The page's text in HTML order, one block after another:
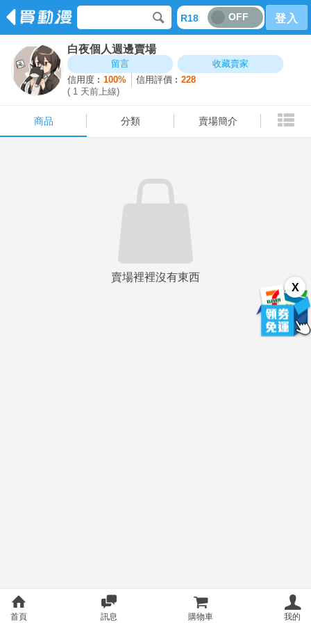
R18 OFF 登入
白夜個人週邊賣場
留言
收藏賣家
信用度︰100% 信用評價︰228
( 1 天前上線)
商品 分類 賣場簡介
X
賣場裡裡沒有東西
商品 分類
首頁 訊息 購物車 我的